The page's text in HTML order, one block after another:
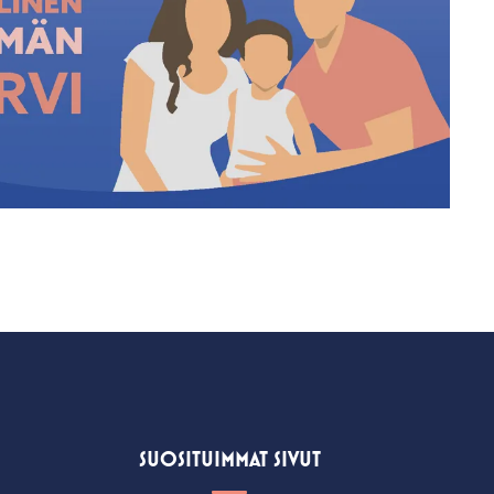
SUOSITUIMMAT SIVUT